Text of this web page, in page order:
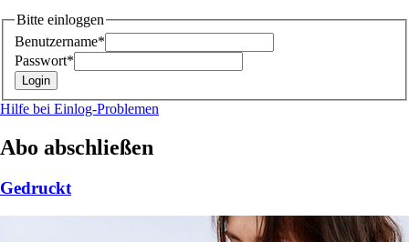
Bitte einloggen
Benutzername*
Passwort*
Hilfe bei Einlog-Problemen
Abo abschließen
Gedruckt